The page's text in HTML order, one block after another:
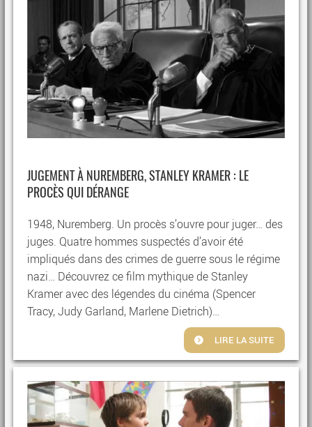
JUGEMENT À NUREMBERG, STANLEY KRAMER : LE
PROCÈS QUI DÉRANGE
1948, Nuremberg. Un procès s’ouvre pour juger… des
juges. Quatre hommes suspectés d’avoir été
impliqués dans des crimes de guerre sous le régime
nazi… Découvrez ce film mythique de Stanley
Kramer avec des légendes du cinéma (Spencer
Tracy, Judy Garland, Marlene Dietrich)…
LIRE LA SUITE